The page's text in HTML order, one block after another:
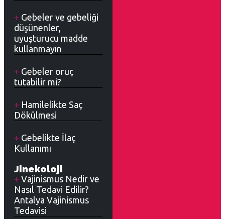
Gebeler ve gebeliği
düşünenler,
uyuşturucu madde
kullanmayın
Gebeler oruç
tutabilir mi?
Hamilelikte Saç
Dökülmesi
Gebelikte İlaç
Kullanımı
Jinekoloji
Vajinismus Nedir ve
Nasıl Tedavi Edilir?
Antalya Vajinismus
Tedavisi